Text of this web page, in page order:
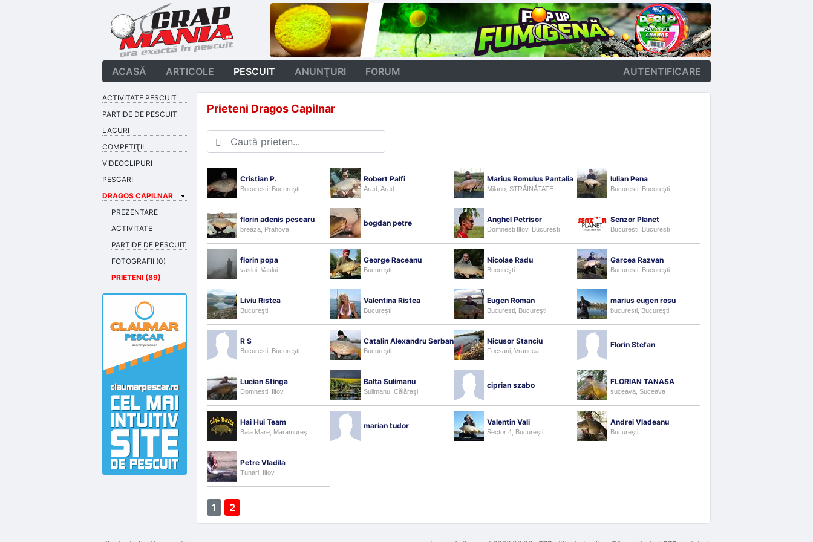
ACASĂ ARTICOLE PESCUIT ANUNŢURI FORUM AUTENTIFICARE
Prieteni Dragos Capilnar
Cristian P.
Bucuresti, Bucureşti
Robert Palfi
Arad, Arad
Marius Romulus Pantalia
Milano, STRĂINĂTATE
Iulian Pena
Bucuresti, Bucureşti
florin adenis pescaru
breaza, Prahova
bogdan petre Anghel Petrisor
Domnesti Ilfov, Bucureşti
Senzor Planet
Bucuresti, Bucureşti
florin popa
vaslui, Vaslui
George Raceanu
Bucureşti
Nicolae Radu
Bucureşti
Garcea Razvan
Bucuresti, Bucureşti
Liviu Ristea
Bucureşti
Valentina Ristea
Bucureşti
Eugen Roman
Bucuresti, Bucureşti
marius eugen rosu
bucuresti, Bucureşti
R S
Bucuresti, Bucureşti
Catalin Alexandru Serban
Bucureşti
Nicusor Stanciu
Focsani, Vrancea
Florin Stefan
Lucian Stinga
Domnesti, Ilfov
Balta Sulimanu
Sulimanu, Călăraşi
ciprian szabo FLORIAN TANASA
suceava, Suceava
Hai Hui Team
Baia Mare, Maramureş
marian tudor Valentin Vali
Sector 4, Bucureşti
Andrei Vladeanu
Bucureşti
Petre Vladila
Tunari, Ilfov
1 2
ACTIVITATE PESCUIT
PARTIDE DE PESCUIT
LACURI
COMPETIŢII
VIDEOCLIPURI
PESCARI
DRAGOS CAPILNAR
PREZENTARE
ACTIVITATE
PARTIDE DE PESCUIT
FOTOGRAFII (0)
PRIETENI (89)